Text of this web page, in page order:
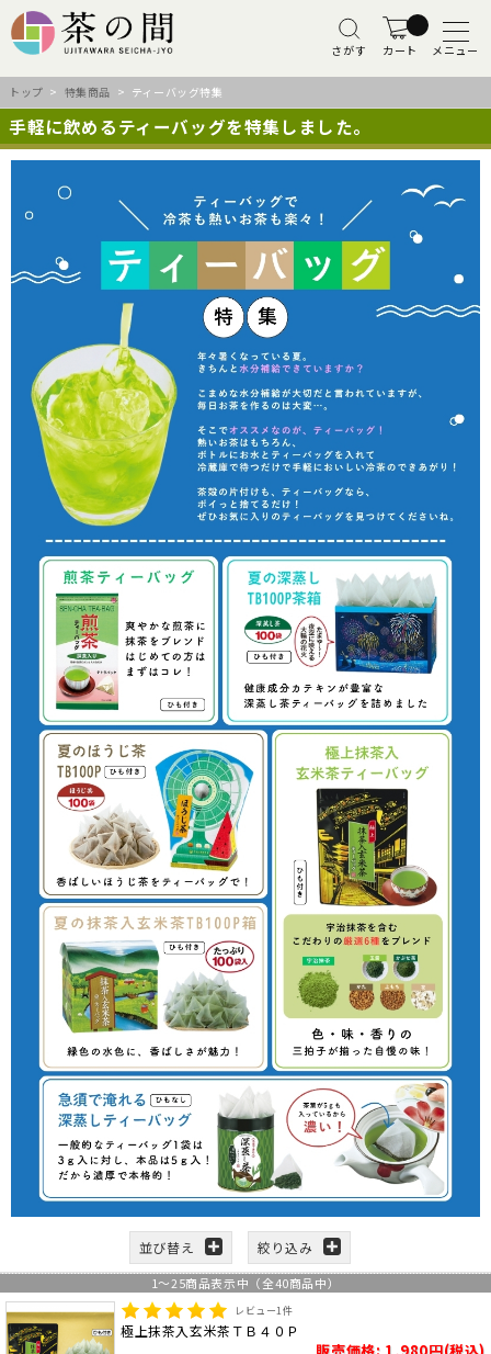
さがす カート メニュー
トップ > 特集商品 > ティーバッグ特集
手軽に飲めるティーバッグを特集しました。
並び替え 絞り込み
1～25商品表示中（全40商品中）
レビュー1件
極上抹茶入玄米茶ＴＢ４０Ｐ